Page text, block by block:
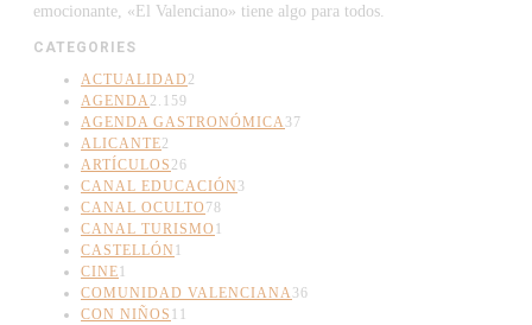
emocionante, «El Valenciano» tiene algo para todos.
CATEGORIES
ACTUALIDAD 2
AGENDA2.159
AGENDA GASTRONÓMICA37
ALICANTE2
ARTÍCULOS 26
CANAL EDUCACIÓN 3
CANAL OCULTO 78
CANAL TURISMO 1
CASTELLÓN 1
CINE1
COMUNIDAD VALENCIANA36
CON NIÑOS 11